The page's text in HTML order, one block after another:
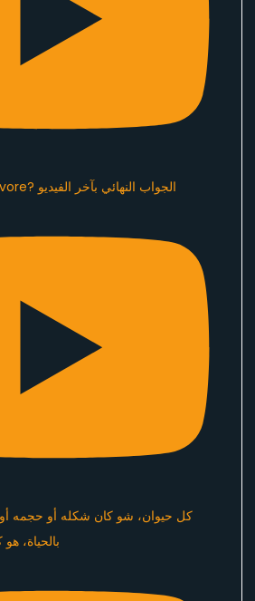
Omnivore او Herbivore? الجواب النهائي بآخر الفيديو
كل حيوان، شو كان شكله أو حجمه أو
بالحياة،